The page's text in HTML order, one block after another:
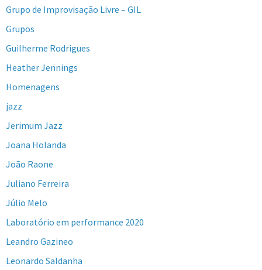
Grupo de Improvisação Livre – GIL
Grupos
Guilherme Rodrigues
Heather Jennings
Homenagens
jazz
Jerimum Jazz
Joana Holanda
João Raone
Juliano Ferreira
Júlio Melo
Laboratório em performance 2020
Leandro Gazineo
Leonardo Saldanha